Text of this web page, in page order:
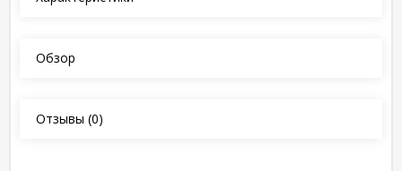
Обзор
Отзывы (0)